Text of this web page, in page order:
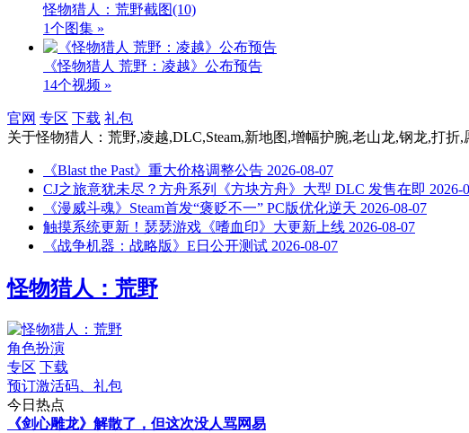
怪物猎人：荒野截图(10)
1个图集 »
《怪物猎人 荒野：凌越》公布预告
14个视频 »
官网 专区 下载 礼包
关于怪物猎人：荒野,凌越,DLC,Steam,新地图,增幅护腕,老山龙,钢龙,打折,
《Blast the Past》重大价格调整公告 2026-08-07
CJ之旅意犹未尽？方舟系列《方块方舟》大型 DLC 发售在即 2026-
《漫威斗魂》Steam首发“褒贬不一” PC版优化逆天 2026-08-07
触摸系统更新！瑟瑟游戏《嗜血印》大更新上线 2026-08-07
《战争机器：战略版》E日公开测试 2026-08-07
怪物猎人：荒野
角色扮演
专区 下载
预订激活码、礼包
今日热点
《剑心雕龙》解散了，但这次没人骂网易